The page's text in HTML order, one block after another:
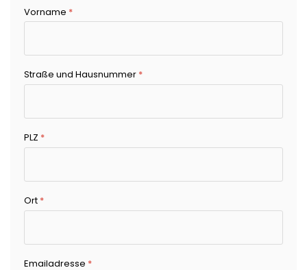
Vorname *
Straße und Hausnummer *
PLZ *
Ort *
Emailadresse *